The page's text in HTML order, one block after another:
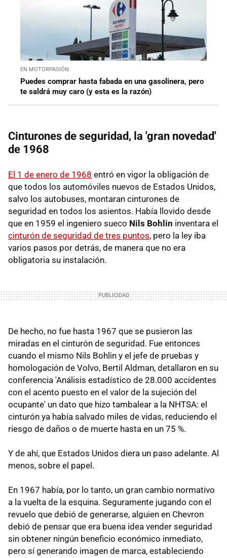
EN MOTORPASIÓN
Puedes comprar hasta fabada en una gasolinera, pero
te saldrá muy caro (y esta es la razón)
Cinturones de seguridad, la 'gran novedad'
de 1968
El 1 de enero de 1968 entró en vigor la obligación de
que todos los automóviles nuevos de Estados Unidos,
salvo los autobuses, montaran cinturones de
seguridad en todos los asientos. Había llovido desde
que en 1959 el ingeniero sueco Nils Bohlin inventara el
cinturón de seguridad de tres puntos, pero la ley iba
varios pasos por detrás, de manera que no era
obligatoria su instalación.
De hecho, no fue hasta 1967 que se pusieron las
miradas en el cinturón de seguridad. Fue entonces
cuando el mismo Nils Bohlin y el jefe de pruebas y
homologación de Volvo, Bertil Aldman, detallaron en su
conferencia 'Análisis estadístico de 28.000 accidentes
con el acento puesto en el valor de la sujeción del
ocupante' un dato que hizo tambalear a la NHTSA: el
cinturón ya había salvado miles de vidas, reduciendo el
riesgo de daños o de muerte hasta en un 75 %.
Y de ahí, que Estados Unidos diera un paso adelante. Al
menos, sobre el papel.
En 1967 había, por lo tanto, un gran cambio normativo
a la vuelta de la esquina. Seguramente jugando con el
revuelo que debió de generarse, alguien en Chevron
debió de pensar que era buena idea vender seguridad
sin obtener ningún beneficio económico inmediato,
pero sí generando imagen de marca, estableciendo